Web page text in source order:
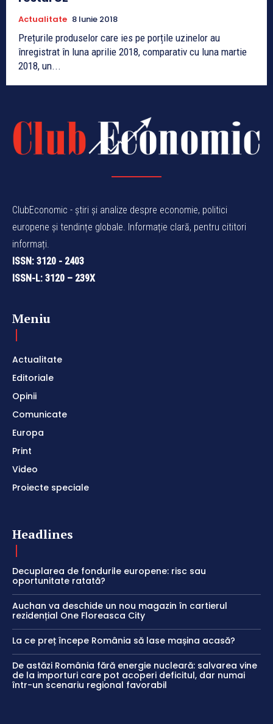
Actualitate 8 Iunie 2018
Prețurile produselor care ies pe porțile uzinelor au
înregistrat în luna aprilie 2018, comparativ cu luna martie
2018, un...
ClubEconomic - știri și analize despre economie, politici
europene și tendințe globale. Informație clară, pentru cititori
informați.
ISSN: 3120 - 2403
ISSN-L: 3120 – 239X
Meniu
Actualitate
Editoriale
Opinii
Comunicate
Europa
Print
Video
Proiecte speciale
Headlines
Decuplarea de fondurile europene: risc sau
oportunitate ratată?
Auchan va deschide un nou magazin în cartierul
rezidențial One Floreasca City
La ce preț începe România să lase mașina acasă?
De astăzi România fără energie nucleară: salvarea vine
de la importuri care pot acoperi deficitul, dar numai
într-un scenariu regional favorabil